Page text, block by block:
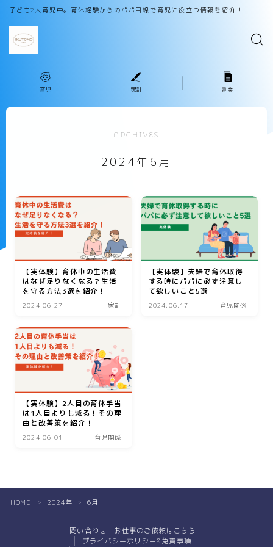
子ども2人育児中。育休経験からのパパ目線で育児に役立つ情報を紹介！
育児 家計 副業
ARCHIVES
2024年6月
【実体験】育休中の生活費
はなぜ足りなくなる？生活
を守る方法3選を紹介！
2024.06.27 家計
【実体験】夫婦で育休取得
する時にパパに必ず注意し
て欲しいこと5選
2024.06.17 育児関係
【実体験】2人目の育休手当
は1人目よりも減る！その理
由と改善策を紹介！
2024.06.01 育児関係
HOME ＞ 2024年 ＞ 6月
問い合わせ・お仕事のご依頼はこちら
プライバシーポリシー&免責事項